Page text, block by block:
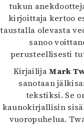
tukun
kirjoittaja kertoo
taustalla olevasta
sanoo
perusteellisesti
KirjailijaMark
sanotaan
tekstiksi. Se
kaunokirjallisin
vuoropuhelua.